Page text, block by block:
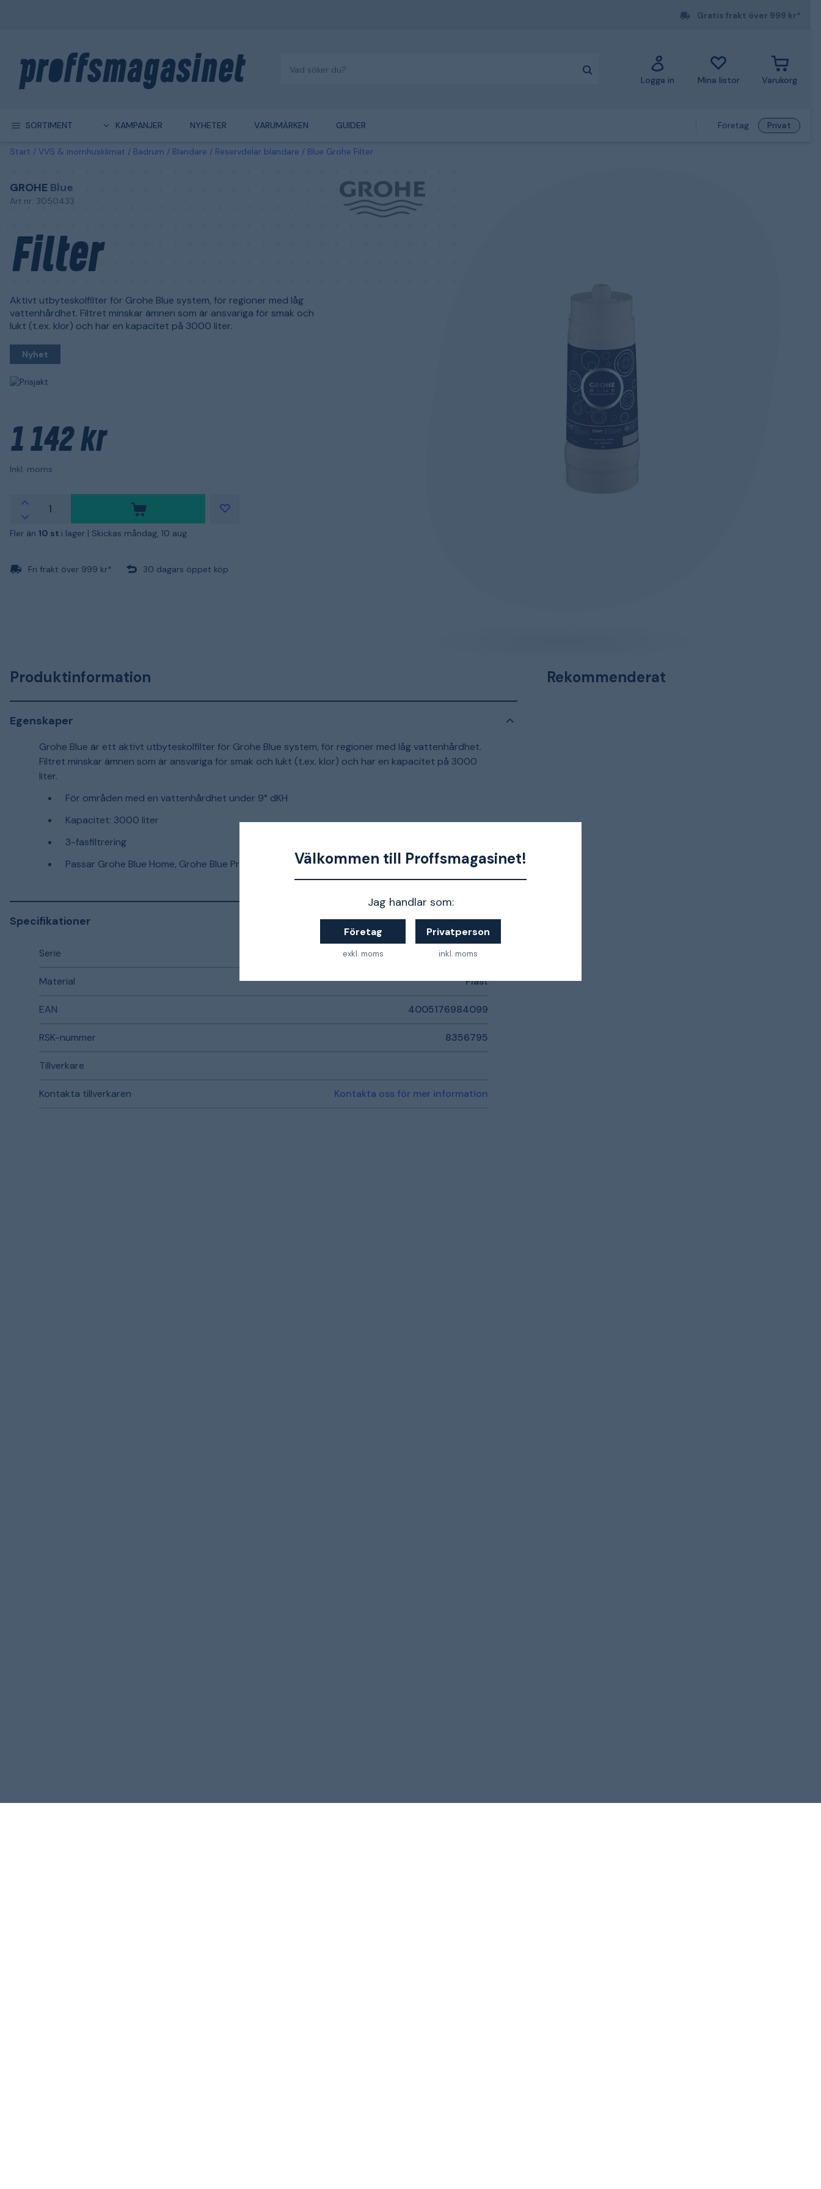
Välkommen till Proffsmagasinet!
Jag handlar som:
Företag
exkl. moms
Privatperson
inkl. moms
Gratis frakt över 999 kr*
Logga in Mina listor Varukorg
SORTIMENT KAMPANJER NYHETER VARUMÄRKEN GUIDER Företag Privat
Start VVS & inomhusklimat Badrum Blandare Reservdelar blandare Blue Grohe Filter
GROHE Blue
Art.nr: 3050433
Filter
Aktivt utbyteskolfilter för Grohe Blue system, för regioner med låg
vattenhårdhet. Filtret minskar ämnen som är ansvariga för smak och
lukt (t.ex. klor) och har en kapacitet på 3000 liter.
Nyhet
1 142 kr
Inkl. moms
Fler än 10 st i lager | Skickas måndag, 10 aug.
Fri frakt över 999 kr* 30 dagars öppet köp
Produktinformation
Egenskaper
Grohe Blue är ett aktivt utbyteskolfilter för Grohe Blue system, för regioner med låg vattenhårdhet.
Filtret minskar ämnen som är ansvariga för smak och lukt (t.ex. klor) och har en kapacitet på 3000
liter.
För områden med en vattenhårdhet under 9° dKH
Kapacitet: 3000 liter
3-fasfiltrering
Passar Grohe Blue Home, Grohe Blue Professional och Grohe Blue Pure
Specifikationer
Serie Grohe Blue
Material Plast
EAN 4005176984099
RSK-nummer 8356795
Tillverkare
Kontakta tillverkaren Kontakta oss för mer information
Rekommenderat